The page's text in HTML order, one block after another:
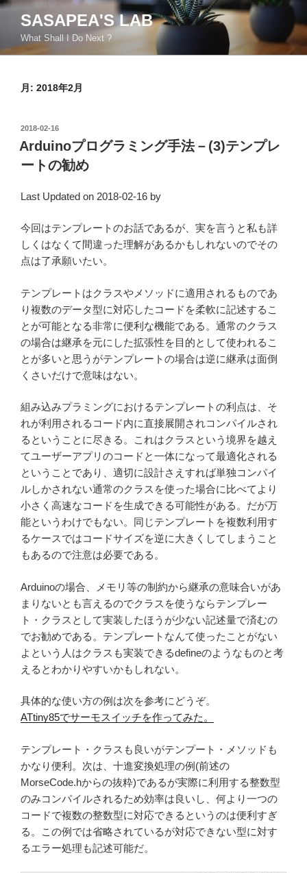
コ
ン
SASAPEA'S LAB
What Shall I Do Next ?
月: 2018年2月
投
稿
日:
2018-02-16
Arduinoプログラミング手法－(3)テンプレ
ートの勧め
Last Updated on 2018-02-16 by
今回はテンプレートのお話であるが、実を言うと私も詳
しくはなくて間違った理解があるかもしれないのでその
点は了承願いたい。
テンプレートはクラスやメソッドに適用されるものであ
り複数のデータ型に対応したコードを柔軟に記述するこ
とが可能となる非常に便利な機能である。通常のクラス
の場合は継承を元にした拡張性を目的として使われるこ
とが多いと思うがテンプレートの場合は逆に継承は面倒
くさいだけで意味はない。
組み込みプラミングにおけるテンプレートの利点は、そ
れが利用されるコード内に直接展開されコンパイルされ
るということに尽きる。これはクラスという境界を越え
てユーザーアプリのコードと一体になって最適化される
ということであり、適切に設計さえすれば単独コンパイ
ルしかされない通常のクラスを使った場合に比べてより
小さく高速なコードを生成できる可能性がある。だが万
能というわけでもない。同じテンプレートを複数利用す
るケースではコードサイズを逆に大きくしてしまうこと
もあるので注意は必要である。
Arduinoの場合、メモリ等の制約から継承の意味合いがあ
まりないとも言えるのでクラスを使うならテンプレー
ト・クラスとして実装したほうが少ない記述量で済むの
でお勧めである。テンプレートなんて使ったことがない
よという人はクラスも実装できるdefineのようなものと考
えるとわかりやすいかもしれない。
具体的な使い方の例は次を参考にどうぞ。
ATtiny85でサーモスイッチを作ってみた。
テンプレート・クラスも良いがテンプート・メソッドも
かなり便利。次は、十進変換処理の例(前述の
MorseCode.hからの抜粋)であるが実際に利用する整数型
のみコンパイルされるため効率は良いし、何より一つの
コードで複数の整数型に対応できるというのは便利すぎ
る。この例では省略されているが対応できない型に対す
るエラー処理も記述可能だ。